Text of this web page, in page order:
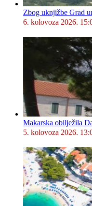
Zbog uknjižbe Grad
6. kolovoza 2026.
Makarska obilježila
5. kolovoza 2026.